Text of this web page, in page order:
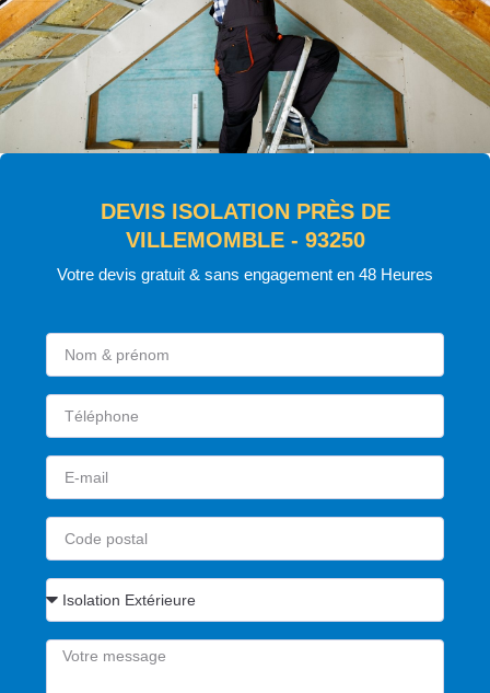
DEVIS ISOLATION PRÈS DE
VILLEMOMBLE - 93250
Votre devis gratuit & sans engagement en 48 Heures